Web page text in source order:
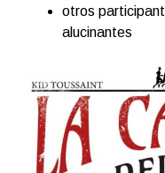
otros
alucinantes